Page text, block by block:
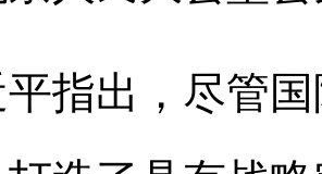
出，尽管国